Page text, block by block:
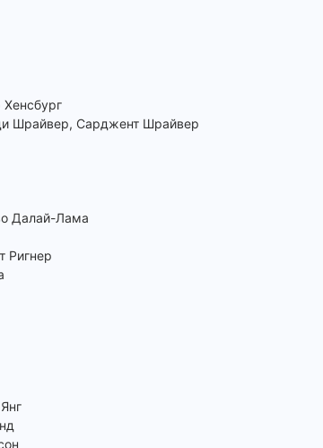
Шрайвер, Сарджент Шрайвер
Далай-Лама
Ригнер